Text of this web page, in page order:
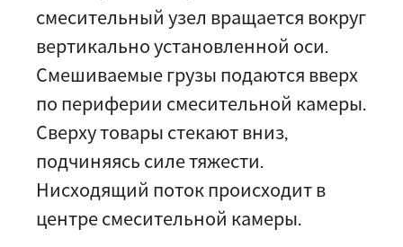
смесительный узел вращается вокруг
вертикально установленной оси.
Смешиваемые грузы подаются вверх
по периферии смесительной камеры.
Сверху товары стекают вниз,
подчиняясь силе тяжести.
Нисходящий поток происходит в
центре смесительной камеры.